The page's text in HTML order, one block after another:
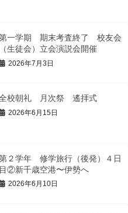
一学期 期末考査終了 校友会
（生徒会）立会演説会開催
2026年7月3日
校朝礼 月次祭 遙拝式
2026年6月15日
２学年 修学旅行（後発）４日
目②新千歳空港〜伊勢へ
2026年6月10日